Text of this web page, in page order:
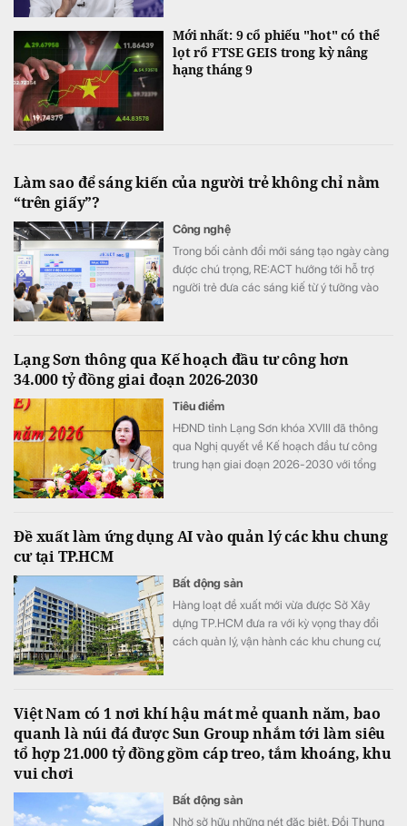
Mới nhất: 9 cổ phiếu "hot" có thể
lọt rổ FTSE GEIS trong kỳ nâng
hạng tháng 9
Làm sao để sáng kiến của người trẻ không chỉ nằm
“trên giấy”?
Công nghệ
Trong bối cảnh đổi mới sáng tạo ngày càng
được chú trọng, RE:ACT hướng tới hỗ trợ
người trẻ đưa các sáng kiế từ ý tưởng vào
Lạng Sơn thông qua Kế hoạch đầu tư công hơn
34.000 tỷ đồng giai đoạn 2026-2030
Tiêu điểm
HĐND tỉnh Lạng Sơn khóa XVIII đã thông
qua Nghị quyết về Kế hoạch đầu tư công
trung hạn giai đoạn 2026-2030 với tổng
trên địa bàn tỉnh.
Đề xuất làm ứng dụng AI vào quản lý các khu chung
cư tại TP.HCM
Bất động sản
Hàng loạt đề xuất mới vừa được Sở Xây
dựng TP.HCM đưa ra với kỳ vọng thay đổi
cách quản lý, vận hành các khu chung cư,
Việt Nam có 1 nơi khí hậu mát mẻ quanh năm, bao
quanh là núi đá được Sun Group nhắm tới làm siêu
tổ hợp 21.000 tỷ đồng gồm cáp treo, tắm khoáng, khu
vui chơi
Bất động sản
Nhờ sở hữu những nét đặc biệt, Đồi Thung